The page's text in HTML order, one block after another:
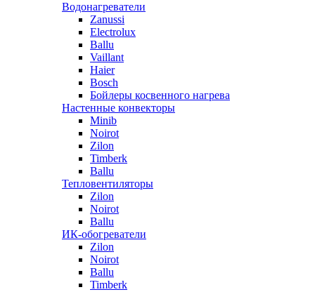
Водонагреватели
Zanussi
Electrolux
Ballu
Vaillant
Haier
Bosch
Бойлеры косвенного нагрева
Настенные конвекторы
Minib
Noirot
Zilon
Timberk
Ballu
Тепловентиляторы
Zilon
Noirot
Ballu
ИК-обогреватели
Zilon
Noirot
Ballu
Timberk